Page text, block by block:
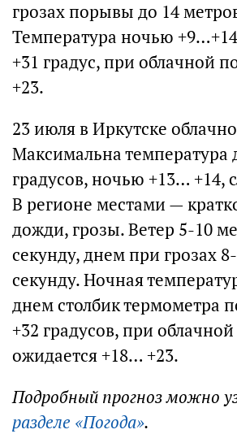
грозах порывы до 14
Температура ночью
+31 градус, при облачной
+23.
23 июля в Иркутске
Максимальна температура
градусов, ночью +13… +14,
В регионе местами —
дожди, грозы. Ветер 5-10
секунду, днем при грозах
секунду. Ночная
днем столбик термометра
+32 градусов, при
ожидается +18… +23.
Подробный прогноз можно
разделе «Погода».